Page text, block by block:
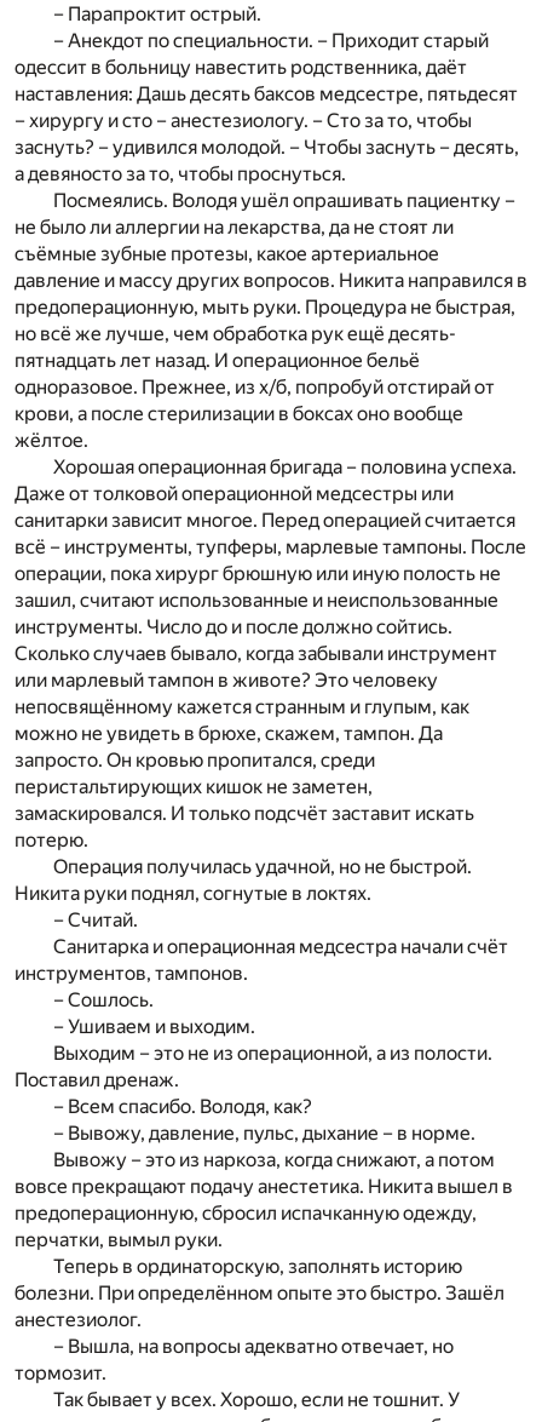
– Парапроктит острый.
– Анекдот по специальности. – Приходит старый
одессит в больницу навестить родственника, даёт
наставления: Дашь десять баксов медсестре, пятьдесят
– хирургу и сто – анестезиологу. – Сто за то, чтобы
заснуть? – удивился молодой. – Чтобы заснуть – десять,
а девяносто за то, чтобы проснуться.
Посмеялись. Володя ушёл опрашивать пациентку –
не было ли аллергии на лекарства, да не стоят ли
съёмные зубные протезы, какое артериальное
давление и массу других вопросов. Никита направился в
предоперационную, мыть руки. Процедура не быстрая,
но всё же лучше, чем обработка рук ещё десять-
пятнадцать лет назад. И операционное бельё
одноразовое. Прежнее, из х/б, попробуй отстирай от
крови, а после стерилизации в боксах оно вообще
жёлтое.
Хорошая операционная бригада – половина успеха.
Даже от толковой операционной медсестры или
санитарки зависит многое. Перед операцией считается
всё – инструменты, тупферы, марлевые тампоны. После
операции, пока хирург брюшную или иную полость не
зашил, считают использованные и неиспользованные
инструменты. Число до и после должно сойтись.
Сколько случаев бывало, когда забывали инструмент
или марлевый тампон в животе? Это человеку
непосвящённому кажется странным и глупым, как
можно не увидеть в брюхе, скажем, тампон. Да
запросто. Он кровью пропитался, среди
перистальтирующих кишок не заметен,
замаскировался. И только подсчёт заставит искать
потерю.
Операция получилась удачной, но не быстрой.
Никита руки поднял, согнутые в локтях.
– Считай.
Санитарка и операционная медсестра начали счёт
инструментов, тампонов.
– Сошлось.
– Ушиваем и выходим.
Выходим – это не из операционной, а из полости.
Поставил дренаж.
– Всем спасибо. Володя, как?
– Вывожу, давление, пульс, дыхание – в норме.
Вывожу – это из наркоза, когда снижают, а потом
вовсе прекращают подачу анестетика. Никита вышел в
предоперационную, сбросил испачканную одежду,
перчатки, вымыл руки.
Теперь в ординаторскую, заполнять историю
болезни. При определённом опыте это быстро. Зашёл
анестезиолог.
– Вышла, на вопросы адекватно отвечает, но
тормозит.
Так бывает у всех. Хорошо, если не тошнит. У